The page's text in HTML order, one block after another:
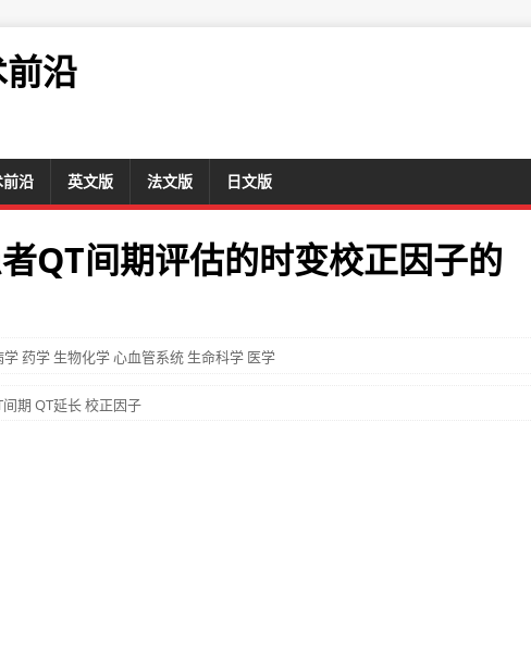
沿
前沿 英文版 法文版 日文版
QT间期评估的时变校正因子的
学药学 生物化学 心血管系统 生命科学 医学
间期 QT延长校正因子